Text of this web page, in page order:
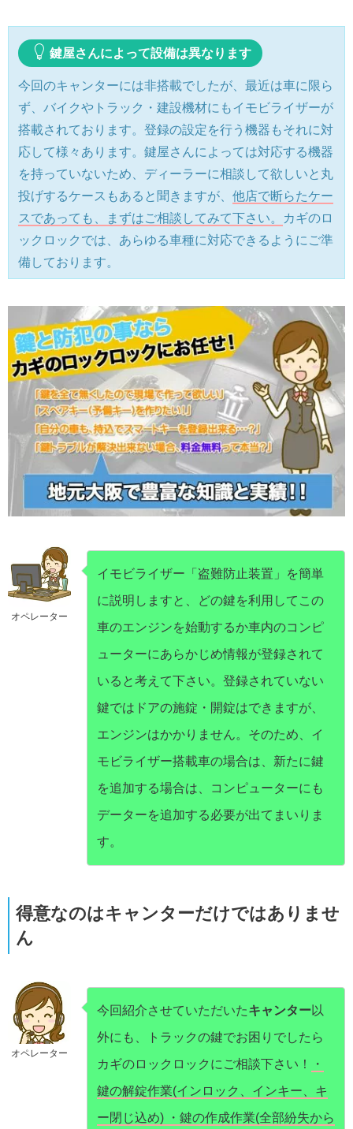
鍵屋さんによって設備は異なります
今回のキャンターには非搭載でしたが、最近は車に限ら
ず、バイクやトラック・建設機材にもイモビライザーが
搭載されております。登録の設定を行う機器もそれに対
応して様々あります。鍵屋さんによっては対応する機器
を持っていないため、ディーラーに相談して欲しいと丸
投げするケースもあると聞きますが、 他店で断らたケー
スであっても、まずはご相談してみて下さい。
カギのロ
ックロックでは、あらゆる車種に対応できるようにご準
備しております。
オペレーター
イモビライザー「盗難防止装置」を簡単
に説明しますと、どの鍵を利用してこの
車のエンジンを始動するか車内のコンピ
ューターにあらかじめ情報が登録されて
いると考えて下さい。登録されていない
鍵ではドアの施錠・開錠はできますが、
エンジンはかかりません。そのため、イ
モビライザー搭載車の場合は、新たに鍵
を追加する場合は、コンピューターにも
データーを追加する必要が出てまいりま
す。
得意なのはキャンターだけではありませ
ん
オペレーター
今回紹介させていただいたキャンター以
外にも、トラックの鍵でお困りでしたら
カギのロックロックにご相談下さい！
・
鍵の解錠作業(インロック、インキー、キ
ー閉じ込め) ・鍵の作成作業(全部紛失から